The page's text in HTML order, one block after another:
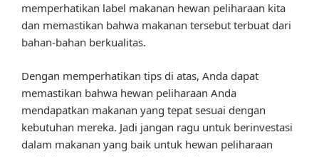
memperhatikan label makanan hewan peliharaan kita
dan memastikan bahwa makanan tersebut terbuat dari
bahan-bahan berkualitas.
Dengan memperhatikan tips di atas, Anda dapat
memastikan bahwa hewan peliharaan Anda
mendapatkan makanan yang tepat sesuai dengan
kebutuhan mereka. Jadi jangan ragu untuk berinvestasi
dalam makanan yang baik untuk hewan peliharaan